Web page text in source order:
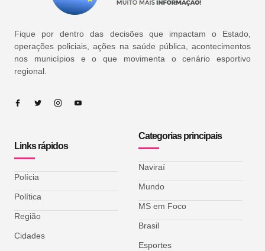
Fique por dentro das decisões que impactam o Estado,
operações policiais, ações na saúde pública, acontecimentos
nos municípios e o que movimenta o cenário esportivo
regional.
Links rápidos
Polícia
Política
Região
Cidades
Categorias principais
Naviraí
Mundo
MS em Foco
Brasil
Esportes